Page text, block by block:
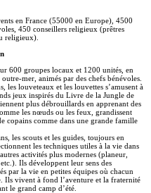
en France (55000 en Europe), 4500
450 conseillers religieux (prêtres
religieux).
600 groupes locaux et 1200 unités, en
mer, animés par des chefs bénévoles.
les louveteaux et les louvettes s’amusent à
jeux inspirés du Livre de la Jungle de
plus débrouillards en apprenant des
les nœuds ou les feux, grandissent
copains comme dans une grande famille
les scouts et les guides, toujours en
les techniques utiles à la vie dans
activités plus modernes (planeur,
Ils développent leur sens des
par la vie en petites équipes où chacun
Ils vivent à fond l’aventure et la fraternité
le grand camp d’été.